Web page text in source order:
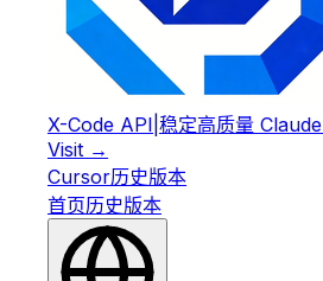
X-Code API 稳定高质量
Visit →
Cursor历史版本
首页历史版本